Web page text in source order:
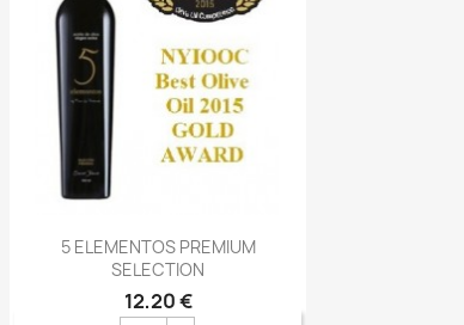
Vorschau
5 ELEMENTOS PREMIUM
SELECTION
12,20 €